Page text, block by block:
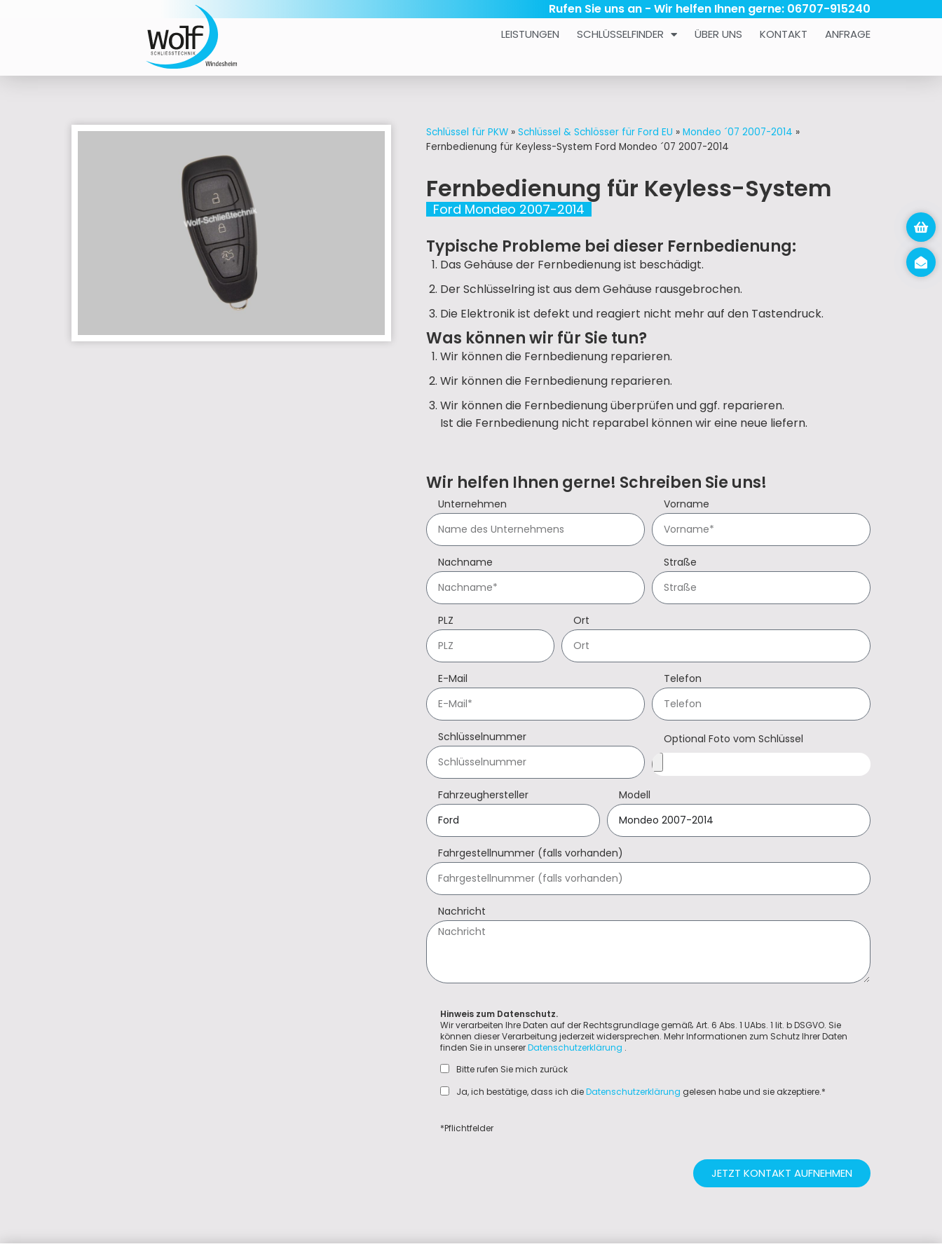
Rufen Sie uns an - Wir helfen Ihnen gerne: 06707-915240
LEISTUNGEN SCHLÜSSELFINDER ÜBER UNS KONTAKT ANFRAGE
Schlüssel für PKW » Schlüssel & Schlösser für Ford EU » Mondeo ´07 2007-2014 »
Fernbedienung für Keyless-System Ford Mondeo ´07 2007-2014
Fernbedienung für Keyless-System
Ford Mondeo 2007-2014
Typische Probleme bei dieser Fernbedienung:
Das Gehäuse der Fernbedienung ist beschädigt.
Der Schlüsselring ist aus dem Gehäuse rausgebrochen.
Die Elektronik ist defekt und reagiert nicht mehr auf den Tastendruck.
Was können wir für Sie tun?
Wir können die Fernbedienung reparieren.
Wir können die Fernbedienung reparieren.
Wir können die Fernbedienung überprüfen und ggf. reparieren.
Ist die Fernbedienung nicht reparabel können wir eine neue liefern.
Wir helfen Ihnen gerne! Schreiben Sie uns!
Unternehmen Vorname
Nachname Straße
PLZ Ort
E-Mail Telefon
Schlüsselnummer Optional Foto vom Schlüssel
Fahrzeughersteller Modell
Fahrgestellnummer (falls vorhanden)
Nachricht
Hinweis zum Datenschutz.
Wir verarbeiten Ihre Daten auf der Rechtsgrundlage gemäß Art. 6 Abs. 1 UAbs. 1 lit. b DSGVO. Sie
können dieser Verarbeitung jederzeit widersprechen. Mehr Informationen zum Schutz Ihrer Daten
finden Sie in unsererDatenschutzerklärung .
Bitte rufen Sie mich zurück
Ja, ich bestätige, dass ich dieDatenschutzerklärung gelesen habe und sie akzeptiere.*
*Pflichtfelder
JETZT KONTAKT AUFNEHMEN